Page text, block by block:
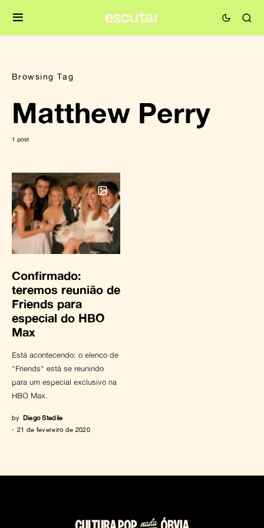
Browsing Tag
Matthew Perry
1 post
Confirmado:
teremos reunião de
Friends para
especial do HBO
Max
Está acontecendo: o elenco de
"Friends" está se reunindo
para um especial exclusivo na
HBO Max.
by Diego Stedile
21 de fevereiro de 2020